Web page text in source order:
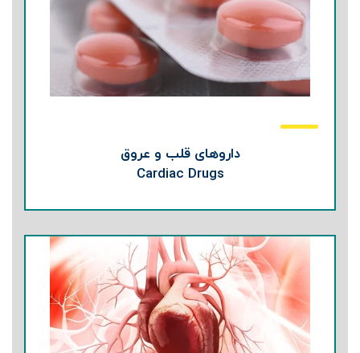
داروهای قلب و عروق
Cardiac Drugs